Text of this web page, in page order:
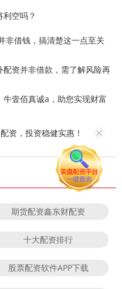
空吗？
非借钱，搞清楚这一点至关
资并非借款，需了解风险再
壹佰真诚a，助您实现财富
资，投资稳健实惠！
期货配资鑫东财配资
十大配资排行
股票配资软件APP下载